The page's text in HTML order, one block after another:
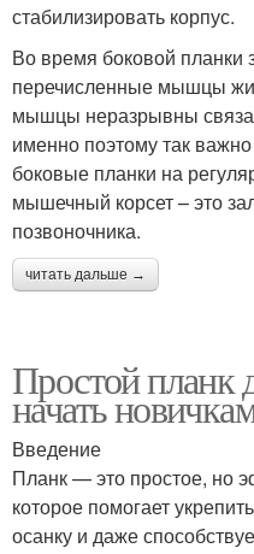
стабилизировать корпус.
Во время боковой планки
перечисленные мышцы
мышцы неразрывны
именно поэтому так
боковые планки на
мышечный корсет – это
позвоночника.
читать дальше →
Простой планк
начать
Введение
Планк — это простое, но
которое помогает
осанку и даже